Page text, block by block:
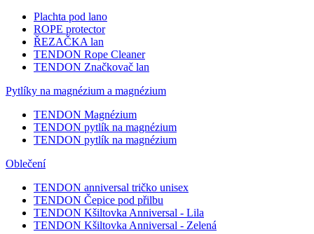
Plachta pod lano
ROPE protector
ŘEZAČKA lan
TENDON Rope Cleaner
TENDON Značkovač lan
Pytlíky na magnézium a magnézium
TENDON Magnézium
TENDON pytlík na magnézium
TENDON pytlík na magnézium
Oblečení
TENDON anniversal tričko unisex
TENDON Čepice pod přilbu
TENDON Kšiltovka Anniversal - Lila
TENDON Kšiltovka Anniversal - Zelená